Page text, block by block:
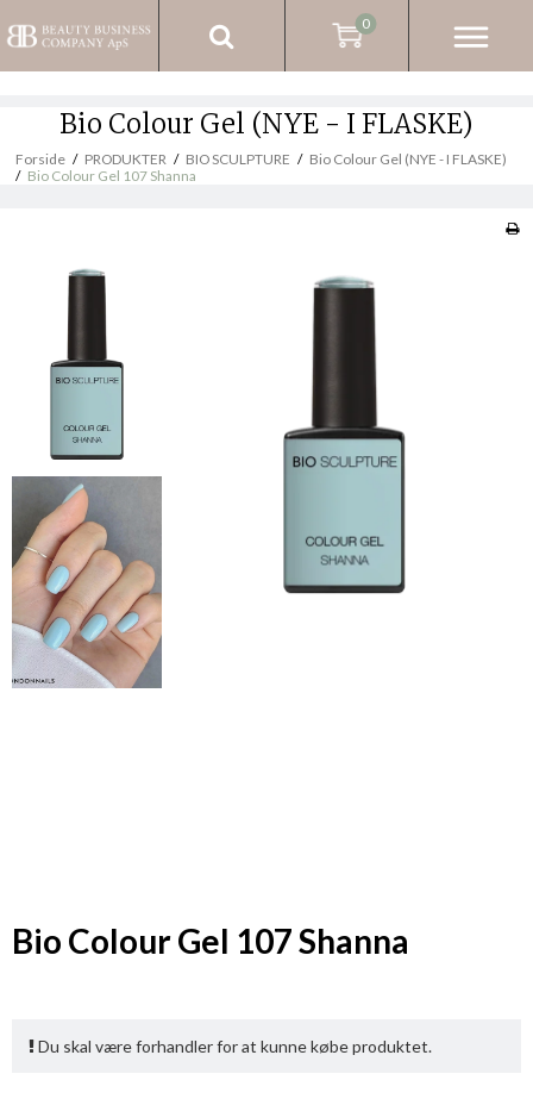
Bio Colour Gel (NYE - I FLASKE)
Forside / PRODUKTER / BIO SCULPTURE / Bio Colour Gel (NYE - I FLASKE)
/ Bio Colour Gel 107 Shanna
Bio Colour Gel 107 Shanna
Du skal være forhandler for at kunne købe produktet.
0